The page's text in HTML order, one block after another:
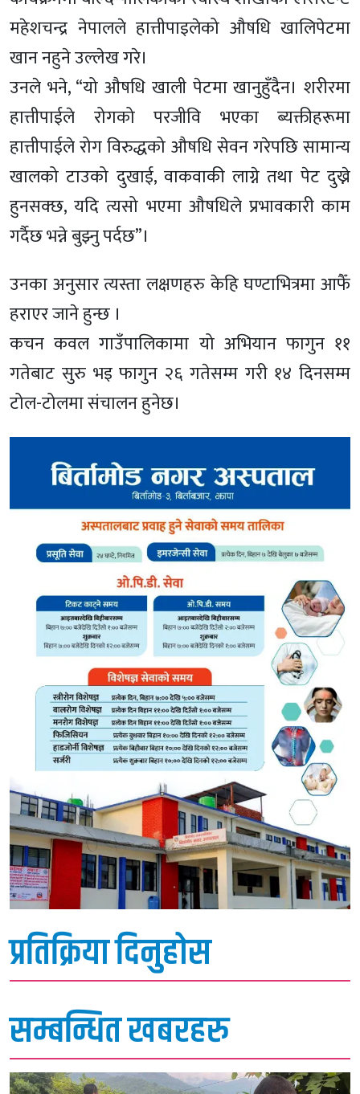
महेशचन्द्र नेपालले हात्तीपाइलेको औषधि खालिपेटमा
खान नहुने उल्लेख गरे।
उनले भने, “यो औषधि खाली पेटमा खानुहुँदैन। शरीरमा
हात्तीपाईले रोगको परजीवि भएका ब्यक्तीहरूमा
हात्तीपाईले रोग विरुद्धको औषधि सेवन गरेपछि सामान्य
खालको टाउको दुखाई, वाकवाकी लाग्ने तथा पेट दुख्ने
हुनसक्छ, यदि त्यसो भएमा औषधिले प्रभावकारी काम
गर्दैछ भन्ने बुझ्नु पर्दछ”।
उनका अनुसार त्यस्ता लक्षणहरु केहि घण्टाभित्रमा आफैँ
हराएर जाने हुन्छ ।
कचन कवल गाउँपालिकामा यो अभियान फागुन ११
गतेबाट सुरु भइ फागुन २६ गतेसम्म गरी १४ दिनसम्म
टोल-टोलमा संचालन हुनेछ।
प्रतिक्रिया दिनुहोस
सम्बन्धित खबरहरु